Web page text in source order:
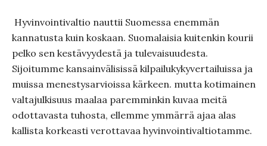
Hyvinvointivaltio nauttii Suomessa enemmän
kannatusta kuin koskaan. Suomalaisia kuitenkin kourii
pelko sen kestävyydestä ja tulevaisuudesta.
Sijoitumme kansainvälisissä kilpailukykyvertai­luissa ja
muissa menestysarvioissa kärkeen. mutta kotimainen
valtajulkisuus maalaa paremminkin kuvaa meitä
odottavasta tuhos­ta, ellemme ymmärrä ajaa alas
kallista korkeasti verottavaa hyvinvointivaltiotamme.